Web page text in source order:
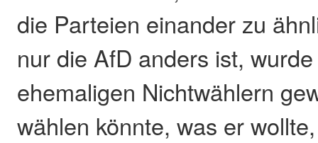
die Parteien einander zu
nur die AfD anders ist,
ehemaligen Nichtwählern
wählen könnte, was er